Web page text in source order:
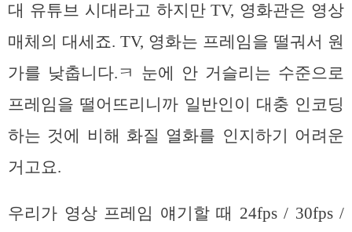
대 유튜브 시대라고 하지만 TV, 영화관은 영상
매체의 대세죠. TV, 영화는 프레임을 떨궈서 원
가를 낮춥니다.ㅋ 눈에 안 거슬리는 수준으로
프레임을 떨어뜨리니까 일반인이 대충 인코딩
하는 것에 비해 화질 열화를 인지하기 어려운
거고요.
우리가 영상 프레임 얘기할 때 24fps / 30fps /